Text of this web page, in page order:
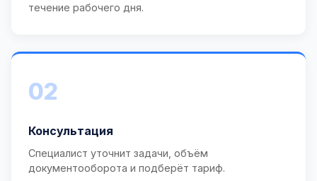
течение рабочего дня.
02
Консультация
Специалист уточнит задачи, объём
документооборота и подберёт тариф.